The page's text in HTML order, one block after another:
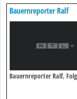
Bauernreporter Ralf
Bauernreporter Ralf,